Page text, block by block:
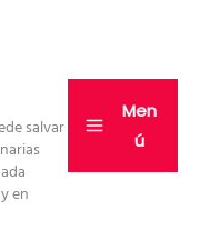
salvar
en
Men
ú